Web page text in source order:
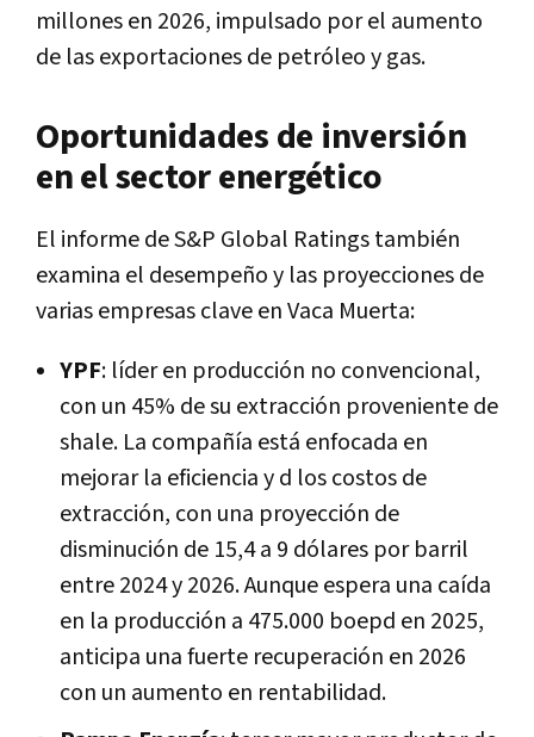
millones en 2026, impulsado por el aumento
de las exportaciones de petróleo y gas.
Oportunidades de inversión
en el sector energético
El informe de S&P Global Ratings también
examina el desempeño y las proyecciones de
varias empresas clave en Vaca Muerta:
YPF: líder en producción no convencional,
con un 45% de su extracción proveniente de
shale. La compañía está enfocada en
mejorar la eficiencia y d los costos de
extracción, con una proyección de
disminución de 15,4 a 9 dólares por barril
entre 2024 y 2026. Aunque espera una caída
en la producción a 475.000 boepd en 2025,
anticipa una fuerte recuperación en 2026
con un aumento en rentabilidad.